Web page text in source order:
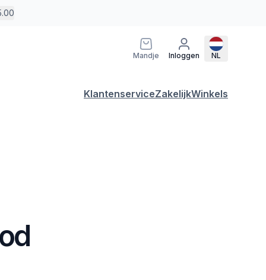
Mandje Inloggen NL
KlantenserviceZakelijkWinkels